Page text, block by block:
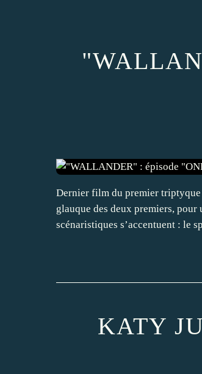
Dernier film du premier triptyque
glauque des deux premiers, pour
scénaristiques s’accentuent : le
KATY